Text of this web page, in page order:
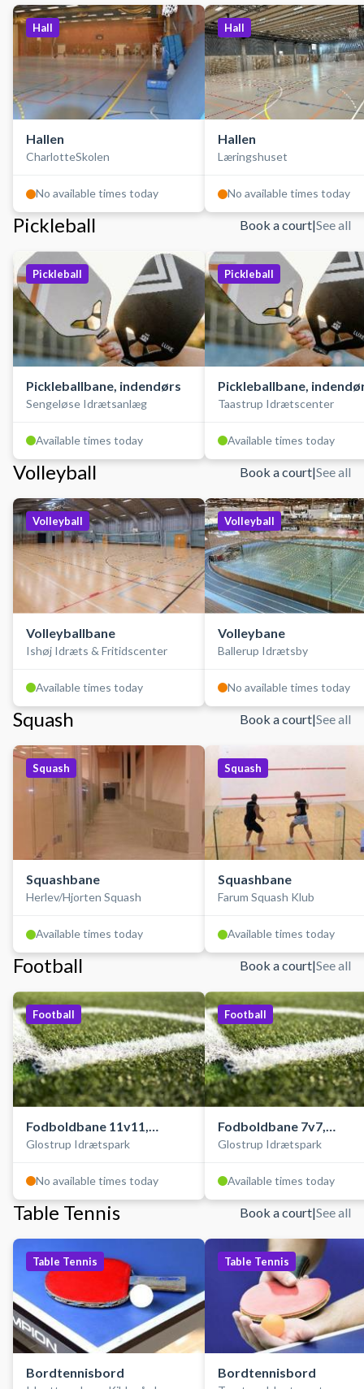
Hall
Hallen
CharlotteSkolen
No available times today
Hall
Hallen
Læringshuset
No available times today
Pickleball Book a court|See all
Pickleball
Pickleballbane, indendørs
Sengeløse Idrætsanlæg
Available times today
Pickleball
Pickleballbane,
Taastrup Idrætscenter
Available times today
Volleyball Book a court|See all
Volleyball
Volleyballbane
Ishøj Idræts & Fritidscenter
Available times today
Volleyball
Volleybane
Ballerup Idrætsby
No available times today
Squash Book a court|See all
Squash
Squashbane
Herlev/Hjorten Squash
Available times today
Squash
Squashbane
Farum Squash Klub
Available times today
Football Book a court|See all
Football
Fodboldbane 11v11,
kunstgræs, ude
Glostrup Idrætspark
No available times today
Football
Fodboldbane 7v7,
kunstgræs, ude
Glostrup Idrætspark
Available times today
Table Tennis Book a court|See all
Table Tennis
Bordtennisbord
Table Tennis
Bordtennisbord